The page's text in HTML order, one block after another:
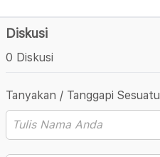
Diskusi
0 Diskusi
Tanyakan / Tanggapi Sesuatu